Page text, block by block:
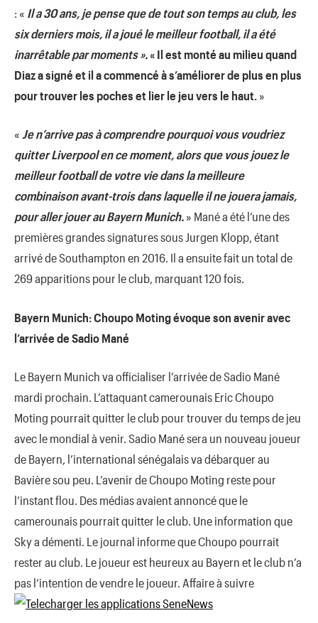
: « Il a 30 ans, je pense que de tout son temps au club, les
six derniers mois, il a joué le meilleur football, il a été
inarrêtable par moments ». « Il est monté au milieu quand
Diaz a signé et il a commencé à s’améliorer de plus en plus
pour trouver les poches et lier le jeu vers le haut. »
« Je n’arrive pas à comprendre pourquoi vous voudriez
quitter Liverpool en ce moment, alors que vous jouez le
meilleur football de votre vie dans la meilleure
combinaison avant-trois dans laquelle il ne jouera jamais,
pour aller jouer au Bayern Munich. » Mané a été l’une des
premières grandes signatures sous Jurgen Klopp, étant
arrivé de Southampton en 2016. Il a ensuite fait un total de
269 apparitions pour le club, marquant 120 fois.
Bayern Munich: Choupo Moting évoque son avenir avec
l’arrivée de Sadio Mané
Le Bayern Munich va officialiser l’arrivée de Sadio Mané
mardi prochain. L’attaquant camerounais Eric Choupo
Moting pourrait quitter le club pour trouver du temps de jeu
avec le mondial à venir. Sadio Mané sera un nouveau joueur
de Bayern, l’international sénégalais va débarquer au
Bavière sou peu. L’avenir de Choupo Moting reste pour
l’instant flou. Des médias avaient annoncé que le
camerounais pourrait quitter le club. Une information que
Sky a démenti. Le journal informe que Choupo pourrait
rester au club. Le joueur est heureux au Bayern et le club n’a
pas l’intention de vendre le joueur. Affaire à suivre